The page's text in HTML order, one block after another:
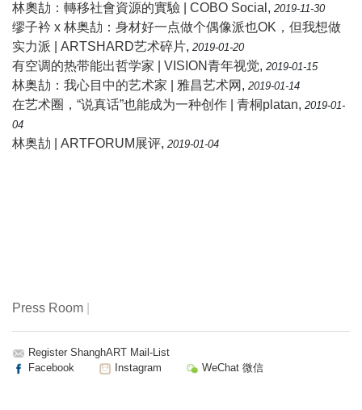
林奧劼：轉移社會資源的實驗 | COBO Social , 2019-11-30
缪子衿 x 林奥劼：身材好一点做个偶像派也OK，但我想做
实力派 | ARTSHARD艺术碎片, 2019-01-20
有空调的热带能出哲学家 | VISION青年视觉, 2019-01-15
林奥劼：我心目中的艺术家 | 雅昌艺术网 , 2019-01-14
在艺术圈，“说真话”也能成为一种创作 | 青桐platan, 2019-01-
04
林奥劼 | ARTFORUM展评, 2019-01-04
Press Room
Register ShanghART Mail-List
Facebook
Instagram WeChat 微信